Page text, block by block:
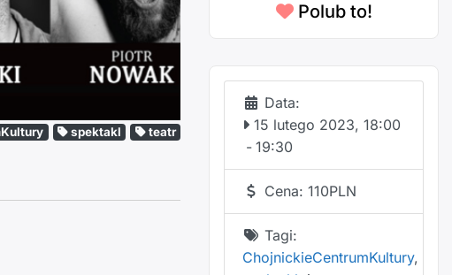
spektakl teatr
Polub to!
Data:
15 lutego 2023, 18:00
- 19:30
Cena: 110PLN
Tagi:
ChojnickieCentrumKultury,